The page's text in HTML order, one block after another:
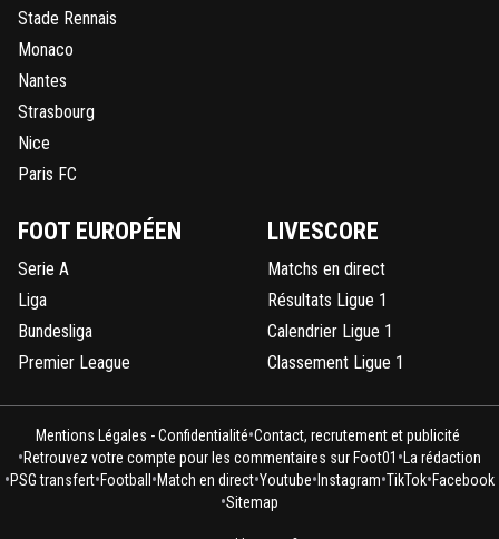
Stade Rennais
Monaco
Nantes
Strasbourg
Nice
Paris FC
FOOT EUROPÉEN
Serie A
Liga
Bundesliga
Premier League
LIVESCORE
Matchs en direct
Résultats Ligue 1
Calendrier Ligue 1
Classement Ligue 1
Mentions Légales - Confidentialité•Contact, recrutement et publicité
•Retrouvez votre compte pour les commentaires sur Foot01 • La rédaction
•PSG transfert•Football •Match en direct•Youtube• Instagram•TikTok•Facebook
•Sitemap